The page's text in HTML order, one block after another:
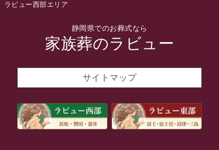
2021年9月
2021年8月
2021年7月
2021年6月
静岡県でのお葬式なら
家族葬のラビュー
サイトマップ
ラビュー西部エリア